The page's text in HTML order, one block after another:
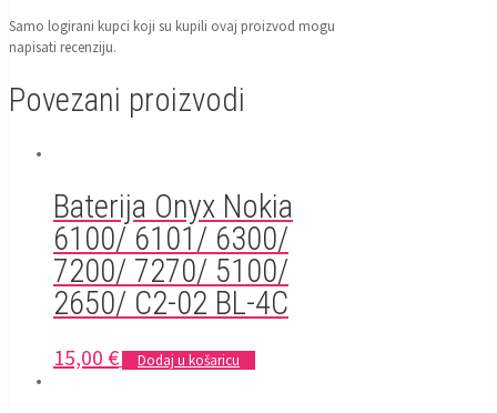
Samo logirani kupci koji su kupili ovaj proizvod mogu
napisati recenziju.
Povezani proizvodi
Baterija Onyx Nokia
6100/ 6101/ 6300/
7200/ 7270/ 5100/
2650/ C2-02 BL-4C
15,00 € Dodaj u košaricu